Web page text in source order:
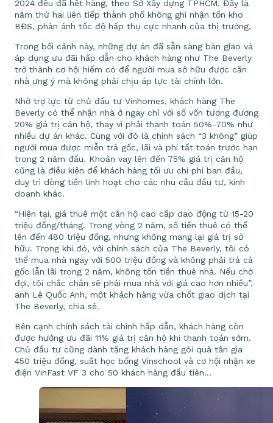
2024 đều đã hết hàng, theo Sở Xây dựng TPHCM. Đây là
năm thứ hai liên tiếp thành phố không ghi nhận tồn kho
BĐS, phản ánh tốc độ hấp thụ cực nhanh của thị trường.
Trong bối cảnh này, những dự án đã sẵn sàng bàn giao và
áp dụng ưu đãi hấp dẫn cho khách hàng như The Beverly
trở thành cơ hội hiếm có để người mua sở hữu được căn
nhà ưng ý mà không phải chịu áp lực tài chính lớn.
Nhờ trợ lực từ chủ đầu tư Vinhomes, khách hàng The
Beverly có thể nhận nhà ở ngay chỉ với số vốn tương đương
20% giá trị căn hộ, thay vì phải thanh toán 50%-70% như
nhiều dự án khác. Cùng với đó là chính sách “3 không” giúp
người mua được miễn trả gốc, lãi và phí tất toán trước hạn
trong 2 năm đầu. Khoản vay lên đến 75% giá trị căn hộ
cũng là điều kiện để khách hàng tối ưu chi phí ban đầu,
duy trì dòng tiền linh hoạt cho các nhu cầu đầu tư, kinh
doanh khác.
“Hiện tại, giá thuê một căn hộ cao cấp dao động từ 15-20
triệu đồng/tháng. Trong vòng 2 năm, số tiền thuê có thể
lên đến 480 triệu đồng, nhưng không mang lại giá trị sở
hữu. Trong khi đó, với chính sách của The Beverly, tôi có
thể mua nhà ngay với 500 triệu đồng và không phải trả cả
gốc lẫn lãi trong 2 năm, không tốn tiền thuê nhà. Nếu chờ
đợi, tôi chắc chắn sẽ phải mua nhà với giá cao hơn nhiều”,
anh Lê Quốc Anh, một khách hàng vừa chốt giao dịch tại
The Beverly, chia sẻ.
Bên cạnh chính sách tài chính hấp dẫn, khách hàng còn
được hưởng ưu đãi 11% giá trị căn hộ khi thanh toán sớm.
Chủ đầu tư cũng dành tặng khách hàng gói quà tân gia
450 triệu đồng, suất học bổng Vinschool và cơ hội nhận xe
điện VinFast VF 3 cho 50 khách hàng đầu tiên…